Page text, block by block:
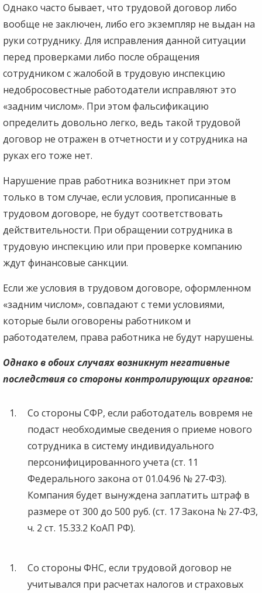
Однако часто бывает, что трудовой договор либо
вообще не заключен, либо его экземпляр не выдан на
руки сотруднику. Для исправления данной ситуации
перед проверками либо после обращения
сотрудником с жалобой в трудовую инспекцию
недобросовестные работодатели исправляют это
«задним числом». При этом фальсификацию
определить довольно легко, ведь такой трудовой
договор не отражен в отчетности и у сотрудника на
руках его тоже нет.
Нарушение прав работника возникнет при этом
только в том случае, если условия, прописанные в
трудовом договоре, не будут соответствовать
действительности. При обращении сотрудника в
трудовую инспекцию или при проверке компанию
ждут финансовые санкции.
Если же условия в трудовом договоре, оформленном
«задним числом», совпадают с теми условиями,
которые были оговорены работником и
работодателем, права работника не будут нарушены.
Однако в обоих случаях возникнут негативные
последствия со стороны контролирующих органов:
Со стороны СФР, если работодатель вовремя не
подаст необходимые сведения о приеме нового
сотрудника в систему индивидуального
персонифицированного учета (ст. 11
Федерального закона от 01.04.96 № 27-ФЗ).
Компания будет вынуждена заплатить штраф в
размере от 300 до 500 руб. (ст. 17 Закона № 27-ФЗ,
ч. 2 ст. 15.33.2 КоАП РФ).
Со стороны ФНС, если трудовой договор не
учитывался при расчетах налогов и страховых